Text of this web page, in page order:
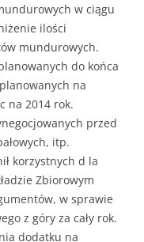
w ciągu
ilości
mundurowych.
do końca
na
na 2014 rok.
przed
itp.
korzystnych d la
Zbiorowym
w sprawie
z góry za cały rok.
dodatku na